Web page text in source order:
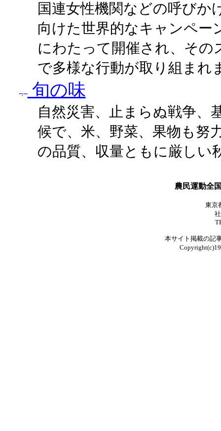
国連女性機関などの呼びか
向けた世界的なキャンペー
にわたって開催され、その
で多様な行動が取り組まれ
旬の味
自然災害、止まらぬ戦争、
候で、米、野菜、果物も努
の品質、収量ともに厳しい
農民運動全
東京
本サイト掲載の記